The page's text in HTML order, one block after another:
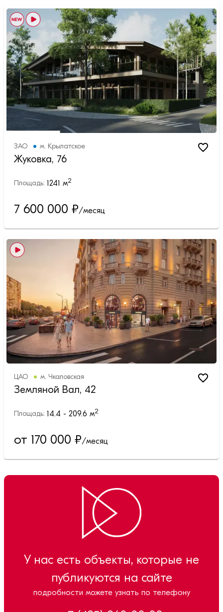
ЗАО м. Крылатское
Жуковка, 76
Площадь: 1241 м2
7 600 000 ₽/месяц
ЦАО м. Чкаловская
Земляной Вал, 42
Площадь: 14.4 - 209.6 м2
от 170 000 ₽/месяц
У нас есть объекты, которые не
публикуются на сайте
подробности можете узнать по телефону